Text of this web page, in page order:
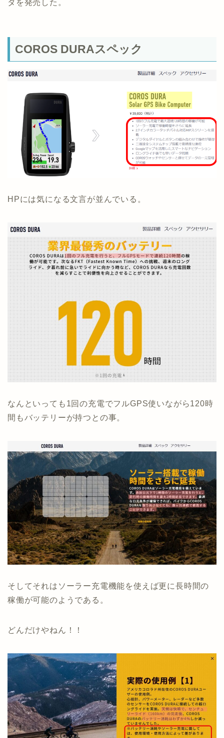
タを発売した。
COROS DURAスペック
HPには気になる文言が並んでいる。
なんといっても1回の充電でフルGPS使いながら120時
間もバッテリーが持つとの事。
そしてそれはソーラー充電機能を使えば更に長時間の
稼働が可能のようである。
どんだけやねん！！